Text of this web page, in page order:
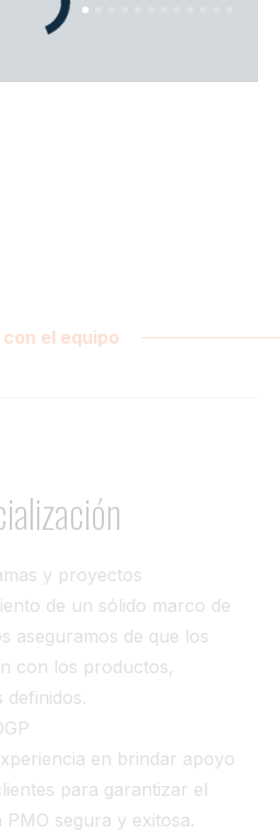
el equipo
y proyectos
de un sólido marco de
aseguramos de que los
con los productos,
definidos.
en brindar apoyo
para garantizar el
segura y exitosa.